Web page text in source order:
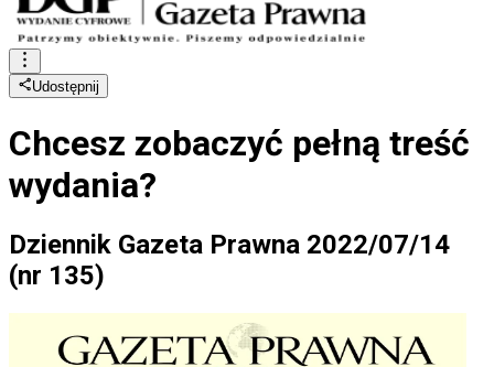
Udostępnij
Chcesz zobaczyć pełną treść
wydania?
Dziennik Gazeta Prawna 2022/07/14
(nr 135)